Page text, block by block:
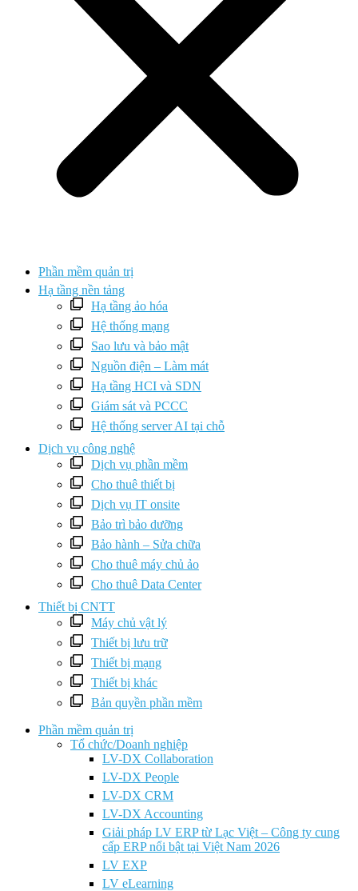
Phần mềm quản trị
Hạ tầng nền tảng
Hạ tầng ảo hóa
Hệ thống mạng
Sao lưu và bảo mật
Nguồn điện – Làm mát
Hạ tầng HCI và SDN
Giám sát và PCCC
Hệ thống server AI tại chỗ
Dịch vụ công nghệ
Dịch vụ phần mềm
Cho thuê thiết bị
Dịch vụ IT onsite
Bảo trì bảo dưỡng
Bảo hành – Sửa chữa
Cho thuê máy chủ ảo
Cho thuê Data Center
Thiết bị CNTT
Máy chủ vật lý
Thiết bị lưu trữ
Thiết bị mạng
Thiết bị khác
Bản quyền phần mềm
Phần mềm quản trị
Tổ chức/Doanh nghiệp
LV-DX Collaboration
LV-DX People
LV-DX CRM
LV-DX Accounting
Giải pháp LV ERP từ Lạc Việt – Công ty cung
cấp ERP nổi bật tại Việt Nam 2026
LV EXP
LV eLearning